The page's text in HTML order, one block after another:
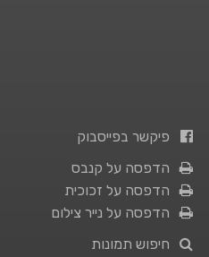
פיקשר בפייסבוק
הדפסה על קנבס
הדפסה על זכוכית
הדפסה על נייר צילום
חיפוש תמונות